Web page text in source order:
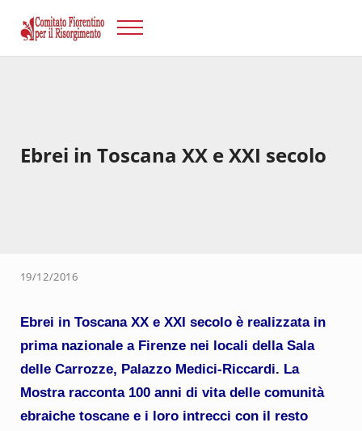
Risorgimento Firenze
Menu
Ebrei in Toscana XX e XXI secolo
19/12/2016
Ebrei in Toscana XX e XXI secolo è realizzata in
prima nazionale a Firenze nei locali della Sala
delle Carrozze, Palazzo Medici-Riccardi. La
Mostra racconta 100 anni di vita delle comunità
ebraiche toscane e i loro intrecci con il resto